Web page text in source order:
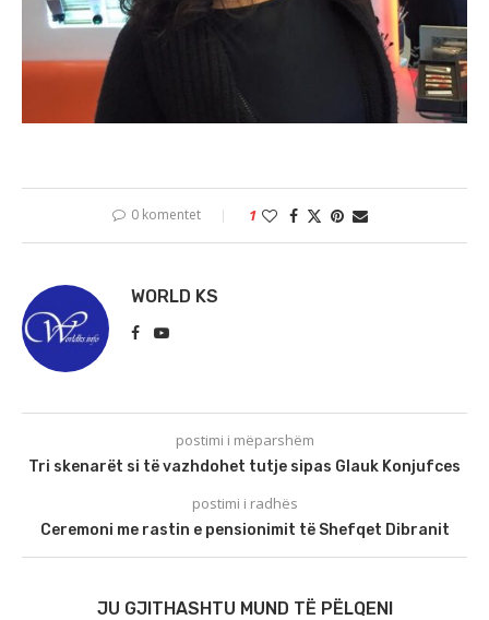
0 komentet 1
WORLD KS
postimi i mëparshëm
Tri skenarët si të vazhdohet tutje sipas Glauk Konjufces
postimi i radhës
Ceremoni me rastin e pensionimit të Shefqet Dibranit
JU GJITHASHTU MUND TË PËLQENI